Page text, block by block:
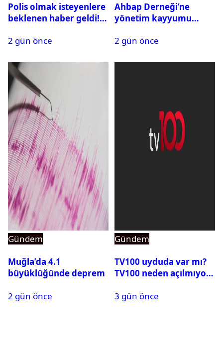
Polis olmak isteyenlere
beklenen haber geldi!
2 gün önce
Ahbap Derneği’ne
yönetim kayyumu
açıldı
2 gün önce
Gündem
Muğla’da 4.1
büyüklüğünde deprem
2 gün önce
Gündem
TV100 uyduda var mı?
TV100 neden açılmıyor?
3 gün önce